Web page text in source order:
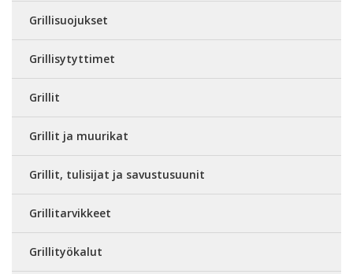
Grillisuojukset
Grillisytyttimet
Grillit
Grillit ja muurikat
Grillit, tulisijat ja savustusuunit
Grillitarvikkeet
Grillityökalut